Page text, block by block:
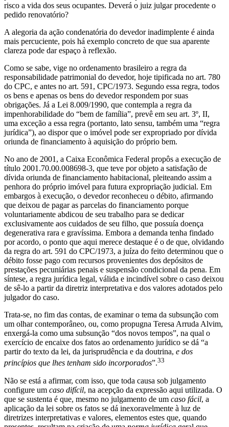
risco a vida dos seus ocupantes. Deverá o juiz julgar procedente o
pedido renovatório?
A alegoria da ação condenatória do devedor inadimplente é ainda
mais percuciente, pois há exemplo concreto de que sua aparente
clareza pode dar espaço à reflexão.
Como se sabe, vige no ordenamento brasileiro a regra da
responsabilidade patrimonial do devedor, hoje tipificada no art. 780
do CPC, e antes no art. 591, CPC/1973. Segundo essa regra, todos
os bens e apenas os bens do devedor respondem por suas
obrigações. Já a Lei 8.009/1990, que contempla a regra da
impenhorabilidade do “bem de família”, prevê em seu art. 3º, II,
uma exceção a essa regra (portanto, lato sensu, também uma “regra
jurídica”), ao dispor que o imóvel pode ser expropriado por dívida
oriunda de financiamento à aquisição do próprio bem.
No ano de 2001, a Caixa Econômica Federal propôs a execução de
título 2001.70.00.008698-3, que teve por objeto a satisfação de
dívida oriunda de financiamento habitacional, pleiteando assim a
penhora do próprio imóvel para futura expropriação judicial. Em
embargos à execução, o devedor reconheceu o débito, afirmando
que deixou de pagar as parcelas do financiamento porque
voluntariamente abdicou de seu trabalho para se dedicar
exclusivamente aos cuidados de seu filho, que possuía doença
degenerativa rara e gravíssima. Embora a demanda tenha findado
por acordo, o ponto que aqui merece destaque é o de que, olvidando
da regra do art. 591 do CPC/1973, a juíza do feito determinou que o
débito fosse pago com recursos provenientes dos depósitos de
prestações pecuniárias penais e suspensão condicional da pena. Em
síntese, a regra jurídica legal, válida e incindível sobre o caso deixou
de sê-lo a partir da diretriz interpretativa e dos valores adotados pelo
julgador do caso.
Trata-se, no fim das contas, de examinar o tema da subsunção com
um olhar contemporâneo, ou, como propugna Teresa Arruda Alvim,
enxergá-la como uma subsunção “dos novos tempos”, na qual o
exercício de encaixe dos fatos ao ordenamento jurídico se dá “a
partir do texto da lei, da jurisprudência e da doutrina, e dos
princípios que lhes tenham sido incorporados”.33
Não se está a afirmar, com isso, que toda causa sob julgamento
configure um caso difícil, na acepção da expressão aqui utilizada. O
que se sustenta é que, mesmo no julgamento de um caso fácil, a
aplicação da lei sobre os fatos se dá inexoravelmente à luz de
diretrizes interpretativas e valores, elementos estes que, quando